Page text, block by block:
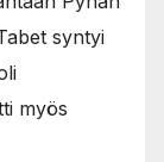
syntyi
myös